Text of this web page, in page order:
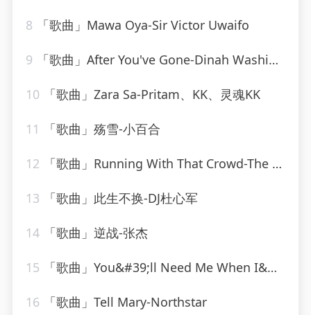
8 「歌曲」Mawa Oya-Sir Victor Uwaifo
9 「歌曲」After You've Gone-Dinah Washington(1)
10 「歌曲」Zara Sa-Pritam、KK、灵魂KK
11 「歌曲」殇雪-小百合
12 「歌曲」Running With That Crowd-The Charlie Daniels Band
13 「歌曲」此生不换-DJ杜心军
14 「歌曲」逆战-张杰
15 「歌曲」You&#39;ll Need Me When I&#39;m Long Gone-ethel waters
16 「歌曲」Tell Mary-Northstar